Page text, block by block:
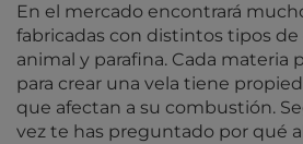
En el mercado encontrará
fabricadas con distintos tipos de
animal y parafina. Cada materia
para crear una vela tiene
que afectan a su combustión.
vez te has preguntado por qué